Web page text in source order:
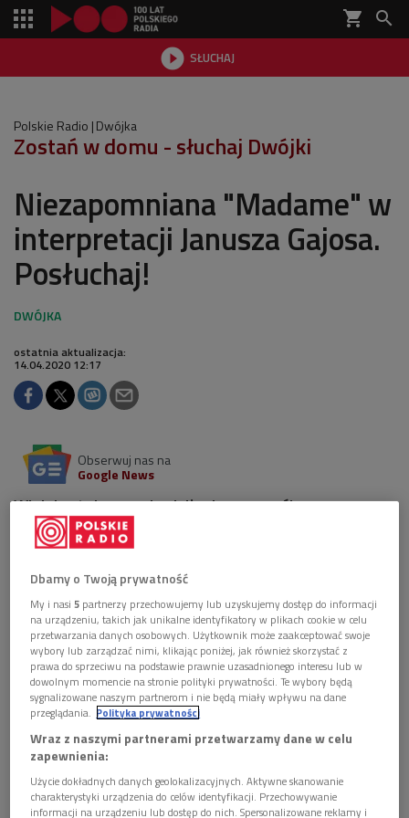
shopping_cart 
 SŁUCHAJ

Polskie Radio Dwójka
Zostań w domu - słuchaj Dwójki
Niezapomniana "Madame" w
interpretacji Janusza Gajosa.
Posłuchaj!
ostatnia aktualizacja:
14.04.2020 12:17
Obserwuj nas na
Google News
Wielokrotnie przychodziły do nas prośby o
powtórzenie lektury powieści Antoniego Libery
"Madame" w interpretacji Janusza Gajosa.
Janusz Gajos w radiowej Dwójce Foto: Grzegorz Śledź/PR2
Dbamy o Twoją prywatność
My i nasi5 partnerzy przechowujemy lub uzyskujemy dostęp do informacji
na urządzeniu, takich jak unikalne identyfikatory w plikach cookie w celu
przetwarzania danych osobowych. Użytkownik może zaakceptować swoje
wybory lub zarządzać nimi, klikając poniżej, jak również skorzystać z
prawa do sprzeciwu na podstawie prawnie uzasadnionego interesu lub w
dowolnym momencie na stronie polityki prywatności. Te wybory będą
sygnalizowane naszym partnerom i nie będą miały wpływu na dane
przeglądania. Polityka prywatności
Wraz z naszymi partnerami przetwarzamy dane w celu
zapewnienia:
Użycie dokładnych danych geolokalizacyjnych. Aktywne skanowanie
charakterystyki urządzenia do celów identyfikacji. Przechowywanie
informacji na urządzeniu lub dostęp do nich. Spersonalizowane reklamy i